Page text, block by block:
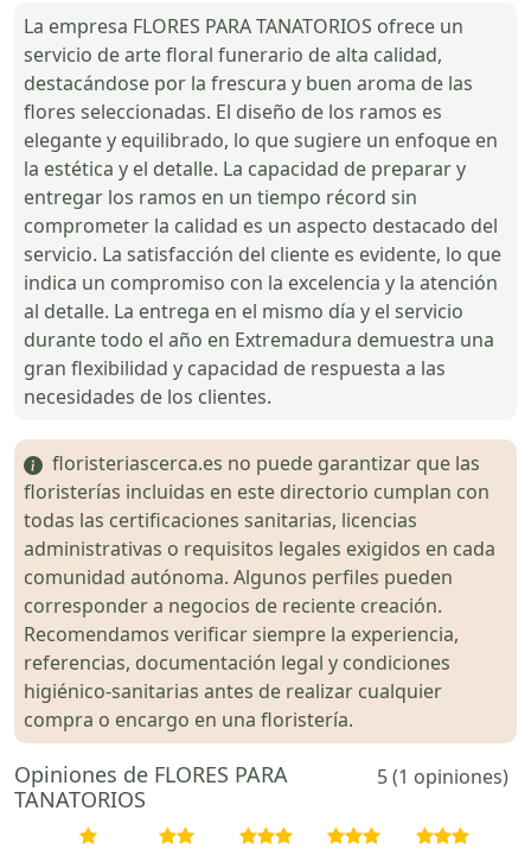
La empresa FLORES PARA TANATORIOS ofrece un
servicio de arte floral funerario de alta calidad,
destacándose por la frescura y buen aroma de las
flores seleccionadas. El diseño de los ramos es
elegante y equilibrado, lo que sugiere un enfoque en
la estética y el detalle. La capacidad de preparar y
entregar los ramos en un tiempo récord sin
comprometer la calidad es un aspecto destacado del
servicio. La satisfacción del cliente es evidente, lo que
indica un compromiso con la excelencia y la atención
al detalle. La entrega en el mismo día y el servicio
durante todo el año en Extremadura demuestra una
gran flexibilidad y capacidad de respuesta a las
necesidades de los clientes.
floristeriascerca.es no puede garantizar que las
floristerías incluidas en este directorio cumplan con
todas las certificaciones sanitarias, licencias
administrativas o requisitos legales exigidos en cada
comunidad autónoma. Algunos perfiles pueden
corresponder a negocios de reciente creación.
Recomendamos verificar siempre la experiencia,
referencias, documentación legal y condiciones
higiénico-sanitarias antes de realizar cualquier
compra o encargo en una floristería.
Opiniones de FLORES PARA
TANATORIOS
5 (1 opiniones)